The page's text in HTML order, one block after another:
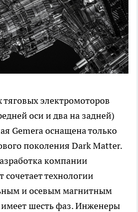
тяговых электромоторов
оси и два на задней)
Gemera оснащена только
поколения Dark Matter.
компании
сочетает технологии
и осевым магнитным
шесть фаз. Инженеры